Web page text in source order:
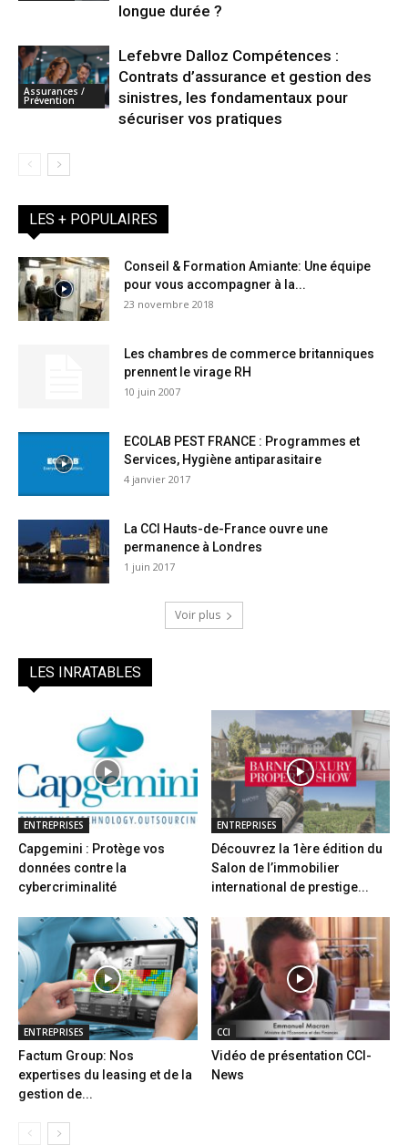
longue durée ?
Assurances /
Prévention
Lefebvre Dalloz Compétences :
Contrats d’assurance et gestion des
sinistres, les fondamentaux pour
sécuriser vos pratiques
LES + POPULAIRES
Conseil & Formation Amiante: Une équipe
pour vous accompagner à la...
23 novembre 2018
Les chambres de commerce britanniques
prennent le virage RH
10 juin 2007
ECOLAB PEST FRANCE : Programmes et
Services, Hygiène antiparasitaire
4 janvier 2017
La CCI Hauts-de-France ouvre une
permanence à Londres
1 juin 2017
Voir plus
LES INRATABLES
ENTREPRISES
Capgemini : Protège vos
données contre la
cybercriminalité
ENTREPRISES
Découvrez la 1ère édition du
Salon de l’immobilier
international de prestige...
ENTREPRISES
Factum Group: Nos
expertises du leasing et de la
gestion de...
CCI
Vidéo de présentation CCI-
News